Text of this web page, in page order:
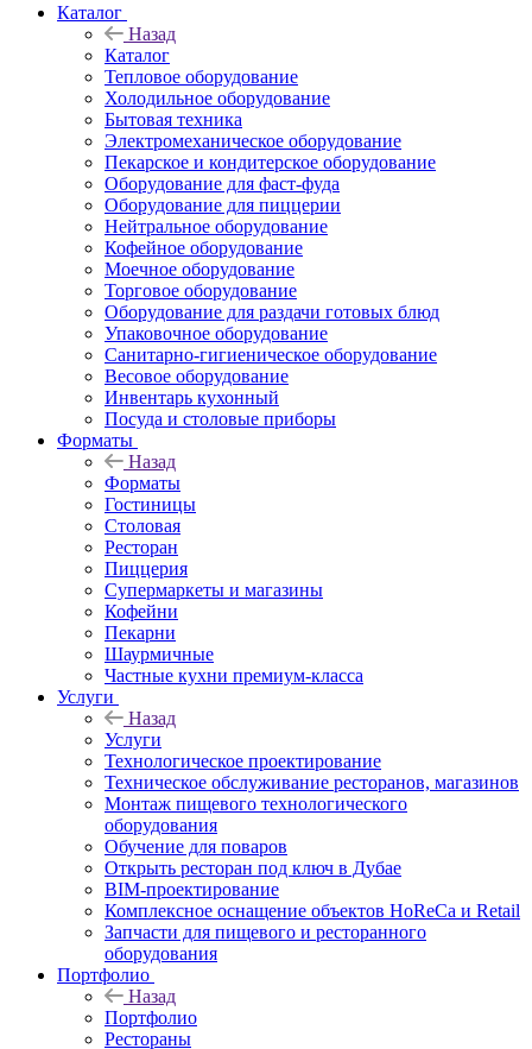
Каталог
Назад
Каталог
Тепловое оборудование
Холодильное оборудование
Бытовая техника
Электромеханическое оборудование
Пекарское и кондитерское оборудование
Оборудование для фаст-фуда
Оборудование для пиццерии
Нейтральное оборудование
Кофейное оборудование
Моечное оборудование
Торговое оборудование
Оборудование для раздачи готовых блюд
Упаковочное оборудование
Санитарно-гигиеническое оборудование
Весовое оборудование
Инвентарь кухонный
Посуда и столовые приборы
Форматы
Назад
Форматы
Гостиницы
Столовая
Ресторан
Пиццерия
Супермаркеты и магазины
Кофейни
Пекарни
Шаурмичные
Частные кухни премиум-класса
Услуги
Назад
Услуги
Технологическое проектирование
Техническое обслуживание ресторанов, магазинов
Монтаж пищевого технологического
оборудования
Обучение для поваров
Открыть ресторан под ключ в Дубае
BIM-проектирование
Комплексное оснащение объектов HoReCa и Retail
Запчасти для пищевого и ресторанного
оборудования
Портфолио
Назад
Портфолио
Рестораны